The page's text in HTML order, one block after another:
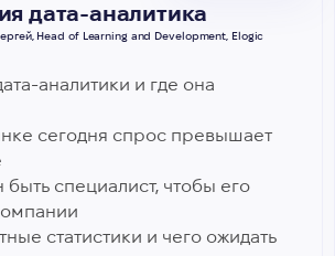
дата-аналитика
Head of Learning and Development, Elogic
аналитики и где она
сегодня спрос превышает
специалист, чтобы его
статистики и чего ожидать